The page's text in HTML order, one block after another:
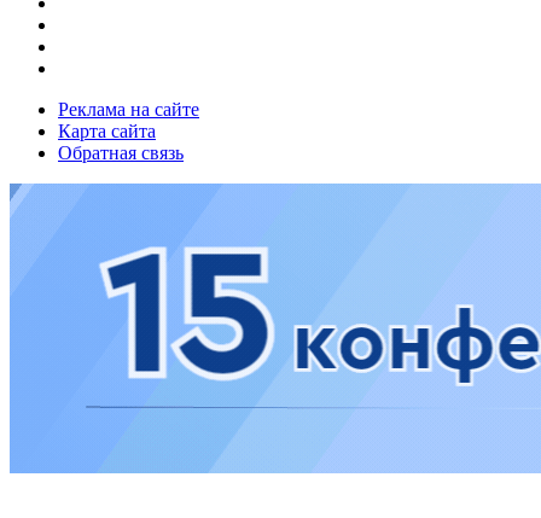
Реклама на сайте
Карта сайта
Обратная связь